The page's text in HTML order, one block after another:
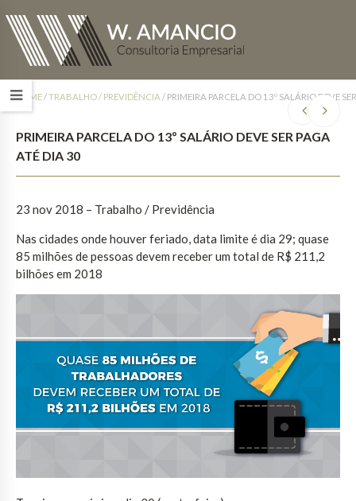
HOME/TRABALHO / PREVIDÊNCIA / PRIMEIRA PARCELA DO 13º SALÁRIO DEVE
PRIMEIRA PARCELA DO 13º SALÁRIO DEVE SER PAGA
ATÉ DIA 30
23 nov 2018 – Trabalho / Previdência
Nas cidades onde houver feriado, data limite é dia 29; quase
85 milhões de pessoas devem receber um total de R$ 211,2
bilhões em 2018